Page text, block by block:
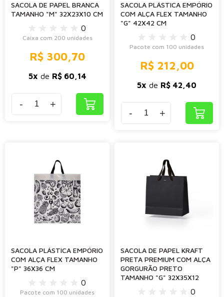
SACOLA DE PAPEL BRANCA
TAMANHO "M" 32X23X10 CM
0
Caixa com 200 unidades
R$ 300,70
5x de R$ 60,14
- +
SACOLA PLÁSTICA EMPÓRIO
COM ALÇA FLEX TAMANHO
"G" 42X42 CM
0
Pacote com 100 unidades
R$ 212,00
5x de R$ 42,40
- +
SACOLA PLÁSTICA EMPÓRIO
COM ALÇA FLEX TAMANHO
"P" 36X36 CM
0
Pacote com 100 unidades
SACOLA DE PAPEL KRAFT
PRETA PREMIUM COM ALÇA
GORGURÃO PRETO
TAMANHO "G" 32X35X12
0